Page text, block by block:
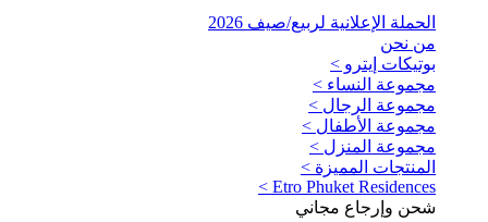
الحملة الإعلانية لربيع/صيف 2026
من نحن
بوتيكات إيترو >
مجموعة النساء >
مجموعة الرجال >
مجموعة الأطفال >
مجموعة المنزل >
المنتجات المميزة >
Etro Phuket Residences >
شحن وإرجاع مجاني